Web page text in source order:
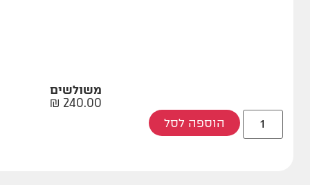
משולשים
240.00
₪
הוספה לסל